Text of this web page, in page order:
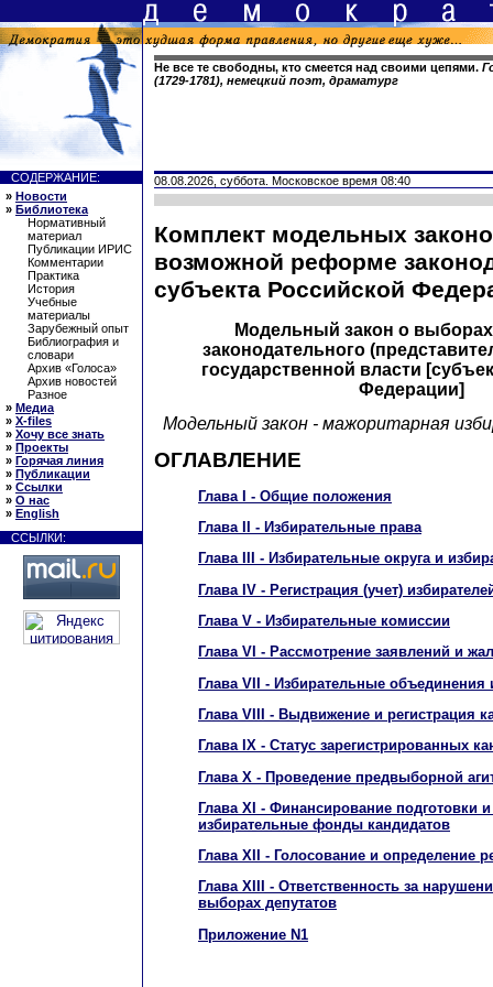
Не все те свободны, кто смеется над своими цепями.
(1729-1781), немецкий поэт, драматург
СОДЕРЖАНИЕ:
» Новости
» Библиотека
Нормативный
материал
Публикации ИРИС
Комментарии
Практика
История
Учебные
материалы
Зарубежный опыт
Библиография и
словари
Архив «Голоса»
Архив новостей
Разное
» Медиа
» X-files
» Хочу все знать
» Проекты
» Горячая линия
» Публикации
» Ссылки
» О нас
» English
ССЫЛКИ:
08.08.2026, суббота. Московское время 08:40
Комплект модельных
возможной реформе
субъекта Российской
Модельный закон о выборах
законодательного
государственной власти
Федерации]
Модельный закон - мажоритарная
ОГЛАВЛЕНИЕ
Глава I - Общие положения
Глава II - Избирательные права
Глава III - Избирательные округа и
Глава IV - Регистрация (учет)
Глава V - Избирательные комиссии
Глава VI - Рассмотрение заявлений и
Глава VII - Избирательные объединения
Глава VIII - Выдвижение и регистрация
Глава IX - Статус зарегистрированных
Глава X - Проведение предвыборной
Глава XI - Финансирование подготовки
избирательные фонды кандидатов
Глава XII - Голосование и определение
Глава XIII - Ответственность за
выборах депутатов
Приложение N1